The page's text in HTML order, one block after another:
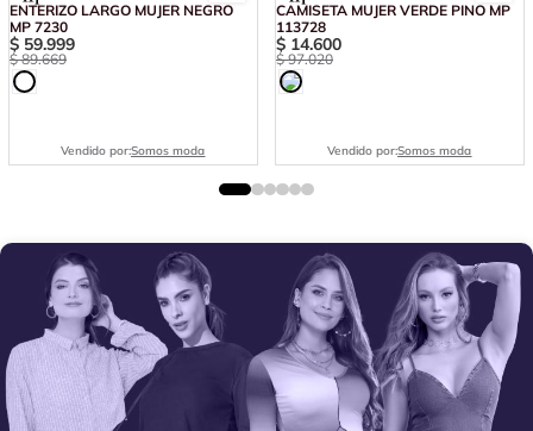
ENTERIZO LARGO MUJER NEGRO
MP 7230
$ 59.999
$ 89.669
Vendido por:Somos moda
CAMISETA MUJER VERDE PINO MP
113728
$ 14.600
$ 97.020
Vendido por:Somos moda